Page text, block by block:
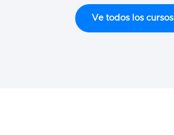
Ve todos los cursos